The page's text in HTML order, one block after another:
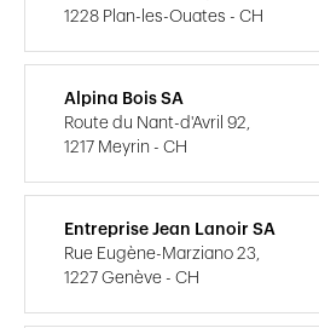
1228 Plan-les-Ouates - CH
Alpina Bois SA
Route du Nant-d'Avril 92,
1217 Meyrin - CH
Entreprise Jean Lanoir SA
Rue Eugène-Marziano 23,
1227 Genève - CH